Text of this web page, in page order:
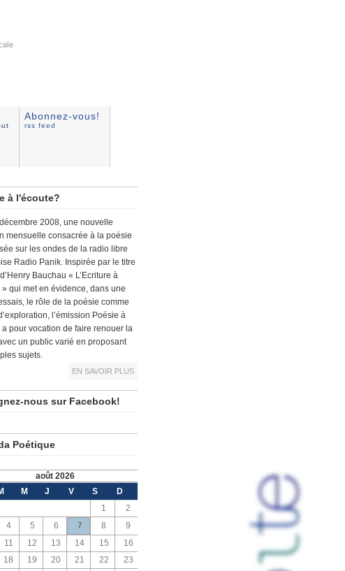
Abonnez-vous!
rss feed
à l'écoute?
2008, une nouvelle
mensuelle consacrée à la poésie
sur les ondes de la radio libre
Radio Panik. Inspirée par le titre
Bauchau « L’Ecriture à
» qui met en évidence, dans une
le rôle de la poésie comme
l’émission Poésie à
a pour vocation de faire renouer la
un public varié en proposant
sujets.
EN SAVOIR PLUS
nous sur Facebook!
Poétique
août 2026
M J V S
D
1
2
4 5 6 7 8
9
11 12 13 14 15
16
18 19 20 21 22
23